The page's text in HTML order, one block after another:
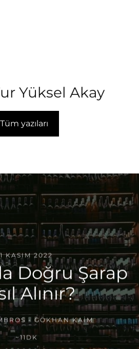
Yüksel Akay
Tüm yazıları
KASIM 2022
Doğru Şarap
Alınır?
- GÖKHAN KAIM
~11DK